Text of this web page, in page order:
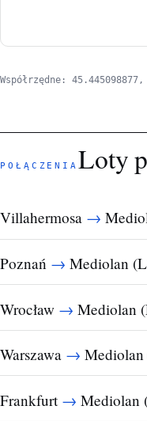
Współrzędne:
POŁĄCZENIALoty
Villahermosa →
Poznań → Mediolan
Wrocław → Mediolan
Warszawa →
Frankfurt → Mediolan